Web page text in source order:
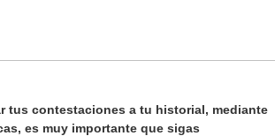
tus contestaciones a tu historial, mediante
es muy importante que sigas